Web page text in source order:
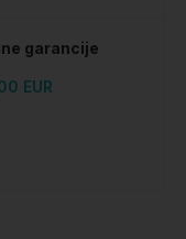
garancije
EUR